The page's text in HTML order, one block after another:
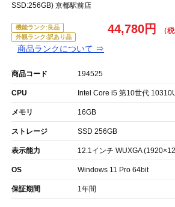
SSD:256GB) 京都駅前店
機能ランク:良品
外観ランク:訳あり品
商品ランクについて ⇒
44,780円
商品コード 194525
CPU Intel Core i5 第10世代
メモリ 16GB
ストレージ SSD 256GB
表示能力 12.1インチ WUXGA
OS Windows 11 Pro 64bit
保証期間 1年間